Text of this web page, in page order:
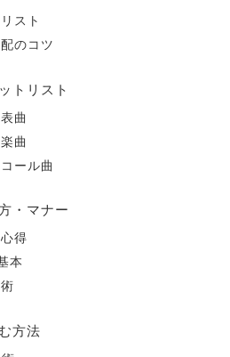
スト
のコツ
トリスト
曲
曲
ール曲
・マナー
得
本
方法